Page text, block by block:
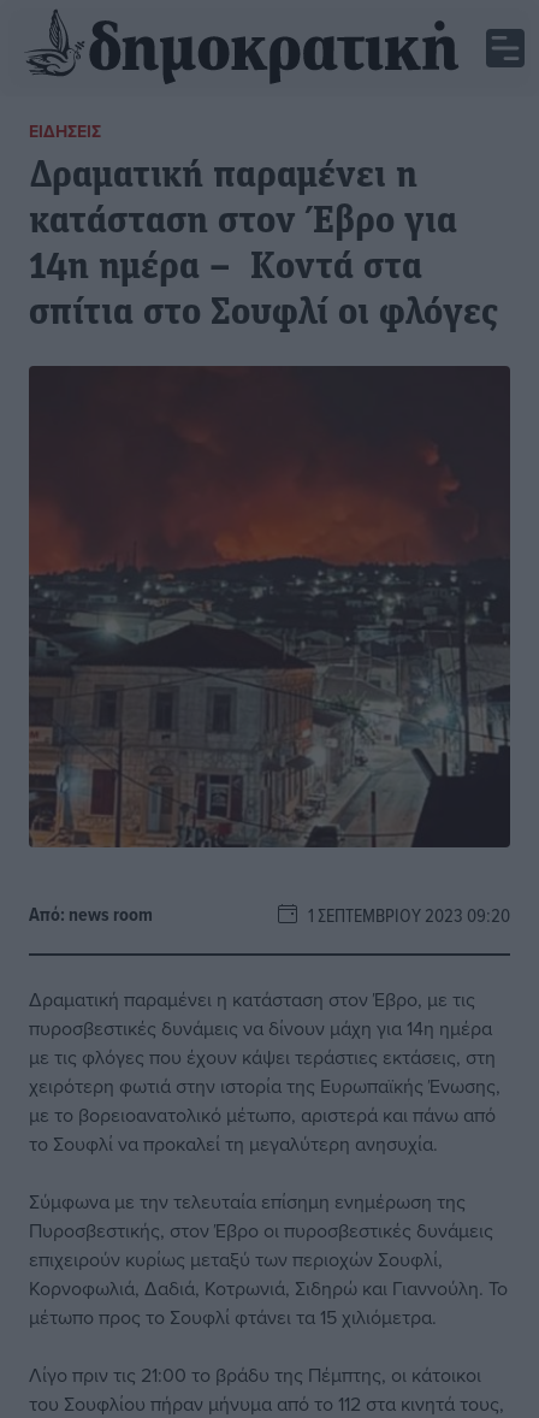
ΕΙΔΉΣΕΙΣ
Δραματική παραμένει η
κατάσταση στον Έβρο για
14η ημέρα – Κοντά στα
σπίτια στο Σουφλί οι φλόγες
Από: news room 1 ΣΕΠΤΕΜΒΡΊΟΥ 2023 09:20
Δραματική παραμένει η κατάσταση στον Έβρο, με τις
πυροσβεστικές δυνάμεις να δίνουν μάχη για 14η ημέρα
με τις φλόγες που έχουν κάψει τεράστιες εκτάσεις, στη
χειρότερη φωτιά στην ιστορία της Ευρωπαϊκής Ένωσης,
με το βορειοανατολικό μέτωπο, αριστερά και πάνω από
το Σουφλί να προκαλεί τη μεγαλύτερη ανησυχία.
Σύμφωνα με την τελευταία επίσημη ενημέρωση της
Πυροσβεστικής, στον Έβρο οι πυροσβεστικές δυνάμεις
επιχειρούν κυρίως μεταξύ των περιοχών Σουφλί,
Κορνοφωλιά, Δαδιά, Κοτρωνιά, Σιδηρώ και Γιαννούλη. Το
μέτωπο προς το Σουφλί φτάνει τα 15 χιλιόμετρα.
Λίγο πριν τις 21:00 το βράδυ της Πέμπτης, οι κάτοικοι
του Σουφλίου πήραν μήνυμα από το 112 στα κινητά τους,